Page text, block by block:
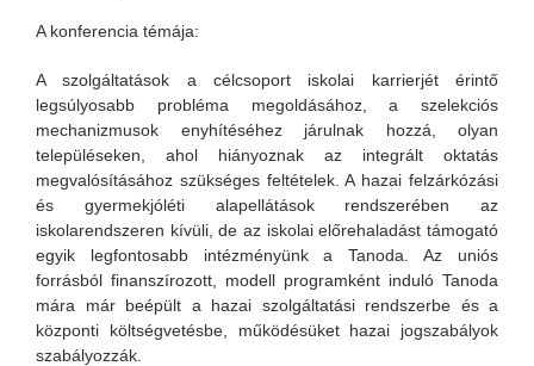
A konferencia témája:
A szolgáltatások a célcsoport iskolai karrierjét érintő
legsúlyosabb probléma megoldásához, a szelekciós
mechanizmusok enyhítéséhez járulnak hozzá, olyan
településeken, ahol hiányoznak az integrált oktatás
megvalósításához szükséges feltételek. A hazai felzárkózási
és gyermekjóléti alapellátások rendszerében az
iskolarendszeren kívüli, de az iskolai előrehaladást támogató
egyik legfontosabb intézményünk a Tanoda. Az uniós
forrásból finanszírozott, modell programként induló Tanoda
mára már beépült a hazai szolgáltatási rendszerbe és a
központi költségvetésbe, működésüket hazai jogszabályok
szabályozzák.